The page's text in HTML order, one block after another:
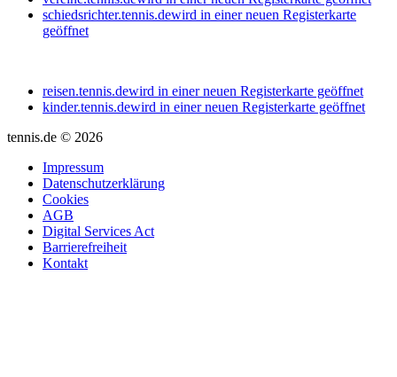
schiedsrichter.tennis.dewird in einer neuen Registerkarte
geöffnet
reisen.tennis.dewird in einer neuen Registerkarte geöffnet
kinder.tennis.dewird in einer neuen Registerkarte geöffnet
tennis.de © 2026
Impressum
Datenschutzerklärung
Cookies
AGB
Digital Services Act
Barrierefreiheit
Kontakt